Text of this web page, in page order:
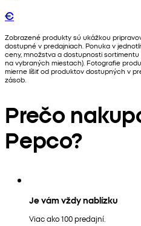
€
Zobrazené produkty sú ukážkou
dostupné v predajniach. Ponuka v
ceny, množstva a dostupnosti
na vybraných miestach). Fotografie
mierne líšiť od produktov dostupných v
zásob.
Prečo
Pepco?
Je vám vždy nablízku
Viac ako 100 predajní.